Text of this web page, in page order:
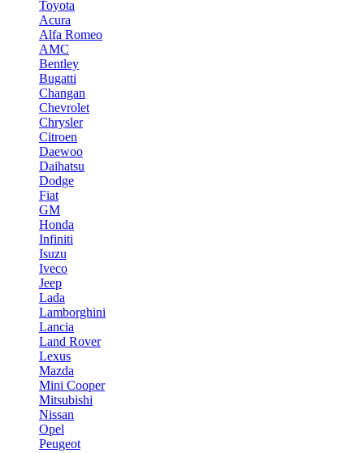
Toyota
Acura
Alfa Romeo
AMC
Bentley
Bugatti
Changan
Chevrolet
Chrysler
Citroen
Daewoo
Daihatsu
Dodge
Fiat
GM
Honda
Infiniti
Isuzu
Iveco
Jeep
Lada
Lamborghini
Lancia
Land Rover
Lexus
Mazda
Mini Cooper
Mitsubishi
Nissan
Opel
Peugeot